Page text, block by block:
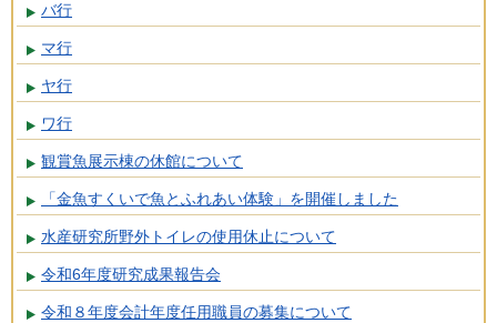
バ行
マ行
ヤ行
ワ行
観賞魚展示棟の休館について
「金魚すくいで魚とふれあい体験」を開催しました
水産研究所野外トイレの使用休止について
令和6年度研究成果報告会
令和８年度会計年度任用職員の募集について